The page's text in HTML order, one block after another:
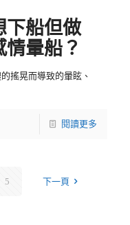
下船但做
暈船？
搖晃而導致的暈眩、
閱讀更多
5 下一頁